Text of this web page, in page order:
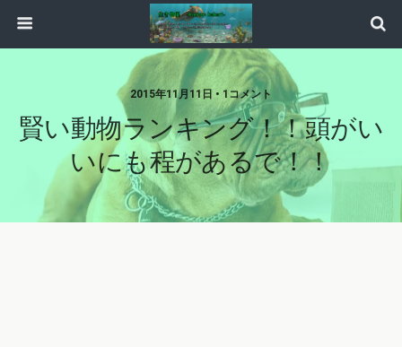
2015年11月11日 • 1コメント
賢い動物ランキング！！頭がい
いにも程があるで！！